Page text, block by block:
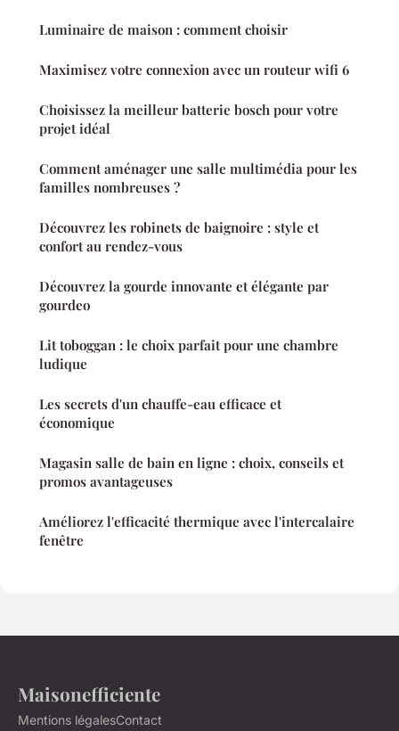
Luminaire de maison : comment choisir
Maximisez votre connexion avec un routeur wifi 6
Choisissez la meilleur batterie bosch pour votre
projet idéal
Comment aménager une salle multimédia pour les
familles nombreuses ?
Découvrez les robinets de baignoire : style et
confort au rendez-vous
Découvrez la gourde innovante et élégante par
gourdeo
Lit toboggan : le choix parfait pour une chambre
ludique
Les secrets d'un chauffe-eau efficace et
économique
Magasin salle de bain en ligne : choix, conseils et
promos avantageuses
Améliorez l'efficacité thermique avec l'intercalaire
fenêtre
Maisonefficiente
Mentions légalesContact